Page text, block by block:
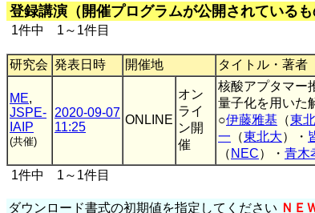
登録講演（開催プログラムが公開されているも
1件中 1～1件目
研究会 発表日時 開催地 タイトル・著者
ME,
JSPE-
IAIP
(共催)
2020-09-07
11:25
ONLINE
オン
ライ
ン開
催
核酸アプタマー
量子化を用いた
○伊藤雅基 （東
一 （東北大）・
（ NEC）・ 青木
1件中 1～1件目
ダウンロード書式の初期値を指定してください ＮＥ